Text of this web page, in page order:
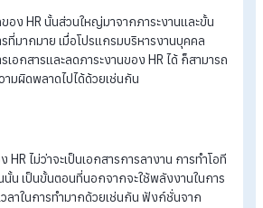
บุคคล เป็นหนึ่งในเทคโนโลยีที่เข้ามาเปลี่ยนโล
นองค์กร เพื่อจัดการงาน HR ให้เป็นระบบและ
ะดุด ไม่ว่าจะมีการเปลี่ยนแปลงใดๆ เข้ามา โดย
ป็นเรื่องที่ใช้พลังงานและยุ่งยากมากที่สุดของ
และขั้นตอนซับซ้อนมากมายให้จัดการ ซึ่ง